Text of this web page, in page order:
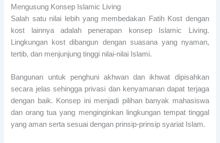
Mengusung Konsep Islamic Living
Salah satu nilai lebih yang membedakan Fatih Kost dengan
kost lainnya adalah penerapan konsep Islamic Living.
Lingkungan kost dibangun dengan suasana yang nyaman,
tertib, dan menjunjung tinggi nilai-nilai Islami.
Bangunan untuk penghuni akhwan dan ikhwat dipisahkan
secara jelas sehingga privasi dan kenyamanan dapat terjaga
dengan baik. Konsep ini menjadi pilihan banyak mahasiswa
dan orang tua yang menginginkan lingkungan tempat tinggal
yang aman serta sesuai dengan prinsip-prinsip syariat Islam.